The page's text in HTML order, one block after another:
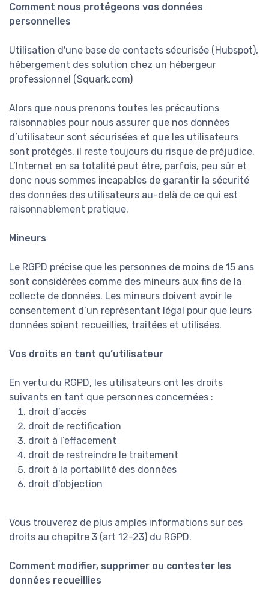
Comment nous protégeons vos données
personnelles
Utilisation d'une base de contacts sécurisée (Hubspot),
hébergement des solution chez un hébergeur
professionnel (Squark.com)
Alors que nous prenons toutes les précautions
raisonnables pour nous assurer que nos données
d’utilisateur sont sécurisées et que les utilisateurs
sont protégés, il reste toujours du risque de préjudice.
L’Internet en sa totalité peut être, parfois, peu sûr et
donc nous sommes incapables de garantir la sécurité
des données des utilisateurs au-delà de ce qui est
raisonnablement pratique.
Mineurs
Le RGPD précise que les personnes de moins de 15 ans
sont considérées comme des mineurs aux fins de la
collecte de données. Les mineurs doivent avoir le
consentement d’un représentant légal pour que leurs
données soient recueillies, traitées et utilisées.
Vos droits en tant qu’utilisateur
En vertu du RGPD, les utilisateurs ont les droits
suivants en tant que personnes concernées :
droit d’accès
droit de rectification
droit à l’effacement
droit de restreindre le traitement
droit à la portabilité des données
droit d'objection
Vous trouverez de plus amples informations sur ces
droits au chapitre 3 (art 12-23) du RGPD.
Comment modifier, supprimer ou contester les
données recueillies